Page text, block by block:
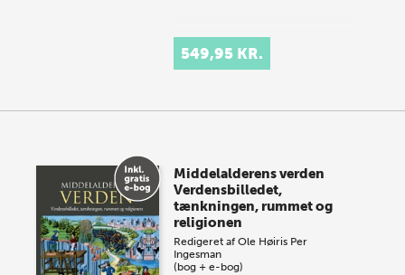
549,95 KR.
Middelalderens verden
Verdensbilledet,
tænkningen, rummet og
religionen
Redigeret afOle Høiris Per
Ingesman
(bog + e-bog)